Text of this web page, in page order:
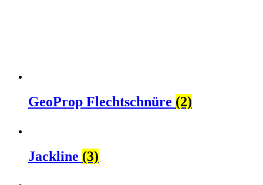
GeoProp Flechtschnüre (2)
Jackline (3)